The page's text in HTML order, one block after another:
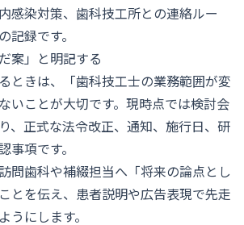
感染対策、歯科技工所との連絡ルー
記録です。
案」と明記する
ときは、「歯科技工士の業務範囲が変
いことが大切です。現時点では検討会
、正式な法令改正、通知、施行日、研
事項です。
問歯科や補綴担当へ「将来の論点とし
とを伝え、患者説明や広告表現で先走
うにします。